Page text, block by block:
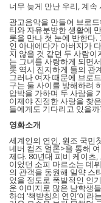
너무 늦게 만난 우리, 계속
광고음악을 만들어 브로
티와 자유분방한 생활에
롯을 만나 첫 눈에 반한다
인 아내에다가 아버지가
지 않을 것 같던 두 사람
는 그녀를 사랑하게 되면
롯 역시 진지하게 둘의 관
그러나 여자 때문에 브로
구는 둘 사이를 방해하려
압박을 가하며 두 사람을
이제야 진정한 사랑을 찾
들에게도 기다리고 있을까
영화소개
세계인의 연인, 원조 국민
네버 컴즈 얼론>을 통해
제다. 80년대 피비 케이츠
이었던 소피 마르소는 데
의 관객을 동원해 일약 스
었을 정도로 폭발적인 인
운 이미지로 많은 남학생
하여 ‘책받침의 연인’이